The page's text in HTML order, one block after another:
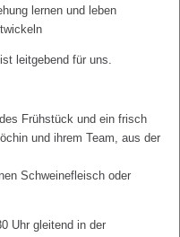
lernen und leben
leitgebend für uns.
Frühstück und ein frisch
und ihrem Team, aus der
Schweinefleisch oder
Uhr gleitend in der